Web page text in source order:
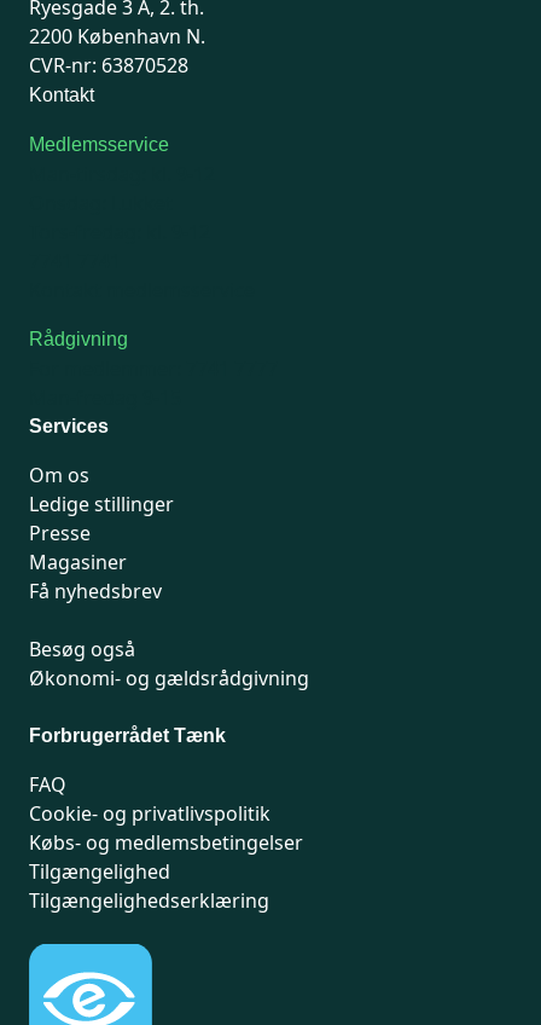
Ryesgade 3 A, 2. th.
2200 København N.
CVR-nr: 63870528
Kontakt
Medlemsservice
Rådgivning
Services
Om os
Ledige stillinger
Presse
Magasiner
Få nyhedsbrev
Besøg også
Økonomi- og gældsrådgivning
Forbrugerrådet Tænk
FAQ
Cookie- og privatlivspolitik
Købs- og medlemsbetingelser
Tilgængelighed
Tilgængelighedserklæring